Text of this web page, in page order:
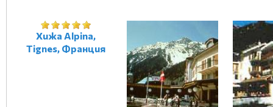
Хижа Alpina,
Tignes, Франция